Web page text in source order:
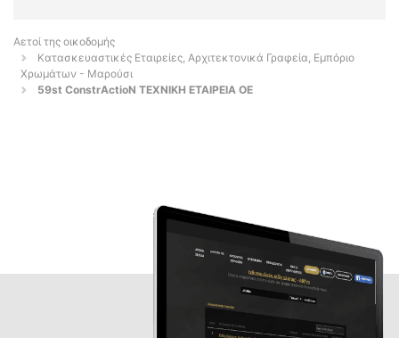
Αετοί της οικοδομής
Κατασκευαστικές Εταιρείες, Αρχιτεκτονικά Γραφεία, Εμπόριο
Χρωμάτων - Μαρούσι
59st ConstrActioN ΤΕΧΝΙΚΗ ΕΤΑΙΡΕΙΑ ΟΕ